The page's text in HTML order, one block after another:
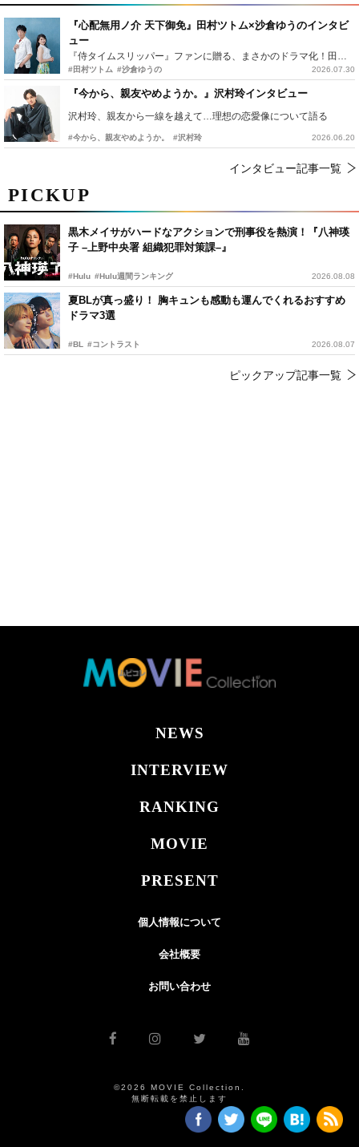
PICKUP
黒木メイサがハードなアクションで刑事役を熱演！『八神瑛
子 –上野中央署 組織犯罪対策課–』
#Hulu #Hulu週間ランキング 2026.08.08
夏BLが真っ盛り！ 胸キュンも感動も運んでくれるおすすめ
ドラマ3選
#BL #コントラスト 2026.08.07
ピックアップ記事一覧
『心配無用ノ介 天下御免』田村ツトム×沙倉ゆうのインタビ
ュー
#田村ツトム #沙倉ゆうの 2026.07.30
『今から、親友やめようか。』沢村玲インタビュー
沢村玲、親友から一線を越えて…理想の恋愛像について語る
#今から、親友やめようか。 #沢村玲 2026.06.20
インタビュー記事一覧
NEWS
INTERVIEW
RANKING
MOVIE
PRESENT
個人情報について
会社概要
お問い合わせ
©2026 MOVIE Collection.
無断転載を禁止します